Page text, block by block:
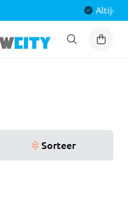
Sorteer